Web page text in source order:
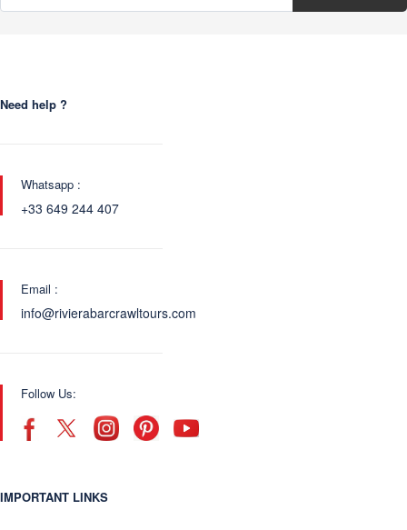
Need help ?
Whatsapp :
+33 649 244 407
Email :
info@rivierabarcrawltours.com
Follow Us:
IMPORTANT LINKS